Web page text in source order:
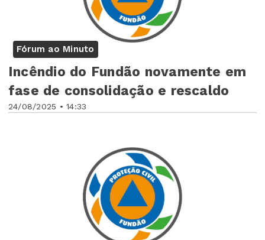
Fórum ao Minuto
24/08/2025 • 14:33
Incêndio do Fundão novamente em
fase de consolidação e rescaldo